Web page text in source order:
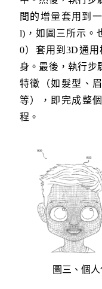
間的增量套用到一
l)，如圖三所示。
0）套用到3D通
身。最後，執行步
特徵（如髮型、
等），即完成整
程。
圖三、個